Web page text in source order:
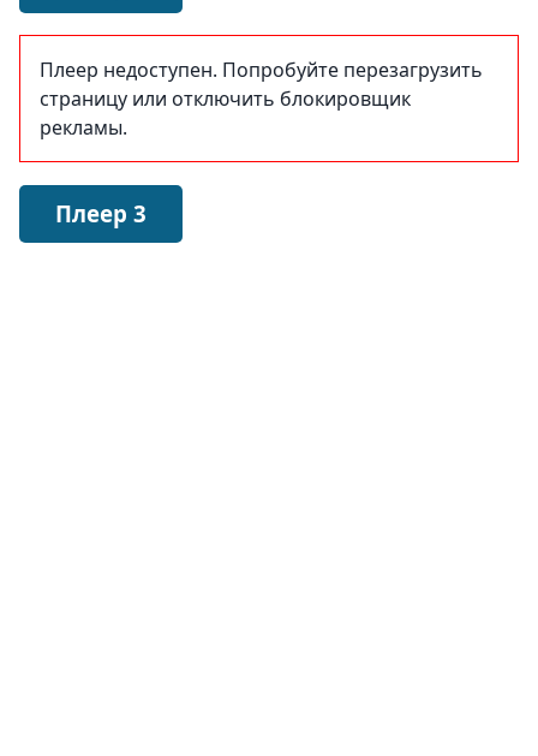
Плеер недоступен. Попробуйте перезагрузить
страницу или отключить блокировщик
рекламы.
Плеер 3